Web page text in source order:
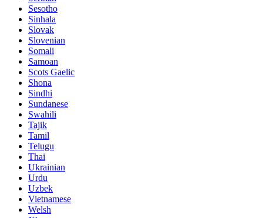
Sesotho
Sinhala
Slovak
Slovenian
Somali
Samoan
Scots Gaelic
Shona
Sindhi
Sundanese
Swahili
Tajik
Tamil
Telugu
Thai
Ukrainian
Urdu
Uzbek
Vietnamese
Welsh